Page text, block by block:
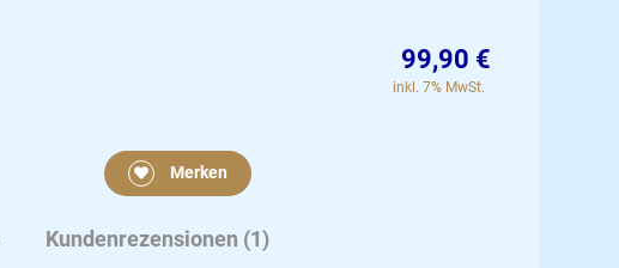
99,90 €
inkl. 7% MwSt.
Merken
Kundenrezensionen (1)